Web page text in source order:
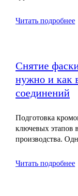
Читать подробнее
Снятие
нужно и как
соединений
Подготовка
ключевых этапов
производства.
Читать подробнее